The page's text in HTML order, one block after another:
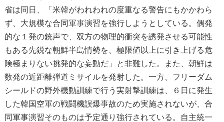
省は同日、「米韓がわれわれの度重なる警告にもかかわら
ず、大規模な合同軍事演習を強行しようとしている。偶発
的な１発の銃声で、双方の物理的衝突を誘発させる可能性
もある先鋭な朝鮮半島情勢を、極限値以上に引き上げる危
険極まりない挑発的な妄動だ」と非難した。また、朝鮮は
数発の近距離弾道ミサイルを発射した。一方、フリーダム
シールドの野外機動訓練で行う実射撃訓練は、６日に発生
した韓国空軍の戦闘機誤爆事故のため実施されないが、合
同軍事演習そのものは予定通り強行されている。自主統一